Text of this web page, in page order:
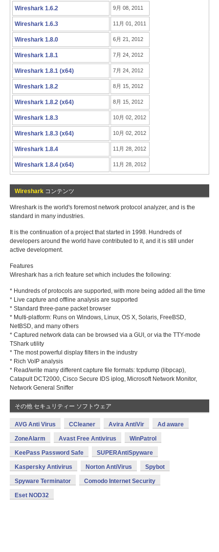
Wireshark 1.6.2 9月 08, 2011
Wireshark 1.6.3 11月 01, 2011
Wireshark 1.8.0 6月 21, 2012
Wireshark 1.8.1 7月 24, 2012
Wireshark 1.8.1 (x64) 7月 24, 2012
Wireshark 1.8.2 8月 15, 2012
Wireshark 1.8.2 (x64) 8月 15, 2012
Wireshark 1.8.3 10月 02, 2012
Wireshark 1.8.3 (x64) 10月 02, 2012
Wireshark 1.8.4 11月 28, 2012
Wireshark 1.8.4 (x64) 11月 28, 2012
Wireshark コンテンツ
Wireshark is the world's foremost network protocol analyzer, and is the
standard in many industries.
It is the continuation of a project that started in 1998. Hundreds of
developers around the world have contributed to it, and it is still under
active development.
Features
Wireshark has a rich feature set which includes the following:
* Hundreds of protocols are supported, with more being added all the time
* Live capture and offline analysis are supported
* Standard three-pane packet browser
* Multi-platform: Runs on Windows, Linux, OS X, Solaris, FreeBSD,
NetBSD, and many others
* Captured network data can be browsed via a GUI, or via the TTY-mode
TShark utility
* The most powerful display filters in the industry
* Rich VoIP analysis
* Read/write many different capture file formats: tcpdump (libpcap),
Catapult DCT2000, Cisco Secure IDS iplog, Microsoft Network Monitor,
Network General Sniffer
その他 セキュリティー ソフトウェア
AVG Anti Virus CCleaner Avira AntiVir Ad aware
ZoneAlarm Avast Free Antivirus WinPatrol
KeePass Password Safe SUPERAntiSpyware
Kaspersky Antivirus Norton AntiVirus Spybot
Spyware Terminator Comodo Internet Security
Eset NOD32